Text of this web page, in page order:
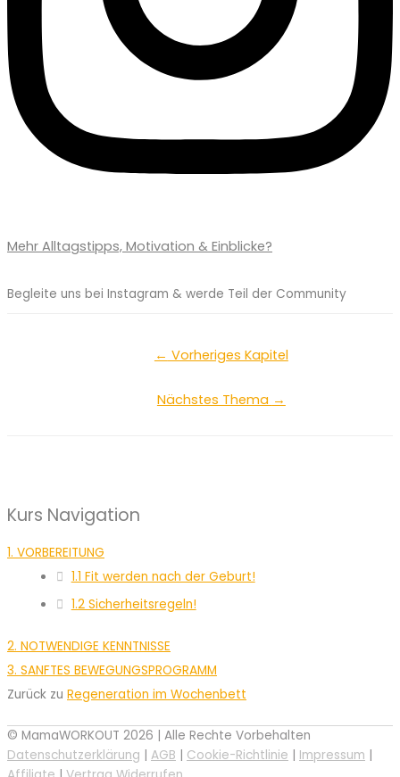
Mehr Alltagstipps, Motivation & Einblicke?
Begleite uns bei Instagram & werde Teil der Community
← Vorheriges Kapitel
Nächstes Thema →
Kurs Navigation
1. VORBEREITUNG
1.1 Fit werden nach der Geburt!
1.2 Sicherheitsregeln!
2. NOTWENDIGE KENNTNISSE
3. SANFTES BEWEGUNGSPROGRAMM
Zurück zu Regeneration im Wochenbett
© MamaWORKOUT 2026 | Alle Rechte Vorbehalten
Datenschutzerklärung | AGB | Cookie-Richtlinie | Impressum |